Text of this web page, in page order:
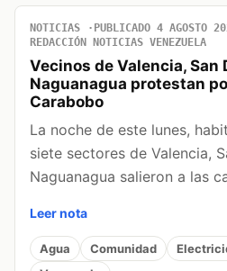
NOTICIAS PUBLICADO 4 AGOSTO
REDACCIÓN NOTICIAS VENEZUELA
Vecinos de Valencia, San
Naguanagua protestan
Carabobo
La noche de este lunes,
siete sectores de Valencia,
Naguanagua salieron a las
Leer nota
Agua Comunidad